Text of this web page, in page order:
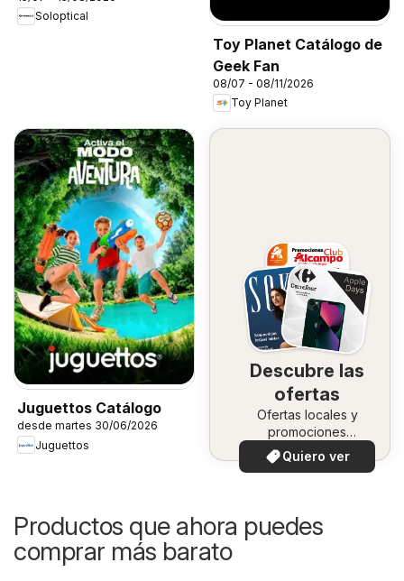
Soloptical
Toy Planet Catálogo de
Geek Fan
08/07 - 08/11/2026
Toy Planet
Juguettos Catálogo
desde martes 30/06/2026
Juguettos
Descubre las
ofertas
Ofertas locales y
promociones
especiales.
Quiero ver
Productos que ahora puedes
comprar más barato